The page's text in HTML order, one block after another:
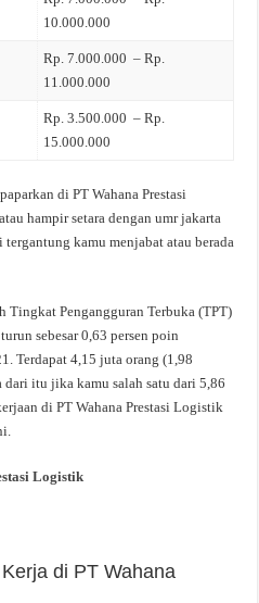
10.000.000
Rp. 7.000.000 – Rp.
11.000.000
Rp. 3.500.000 – Rp.
15.000.000
di PT Wahana Prestasi
hampir setara dengan umr jakarta
kamu menjabat atau berada
Tingkat Pengangguran Terbuka (TPT)
sebesar 0,63 persen poin
Terdapat 4,15 juta orang (1,98
itu jika kamu salah satu dari 5,86
di PT Wahana Prestasi Logistik
Logistik
di PT Wahana